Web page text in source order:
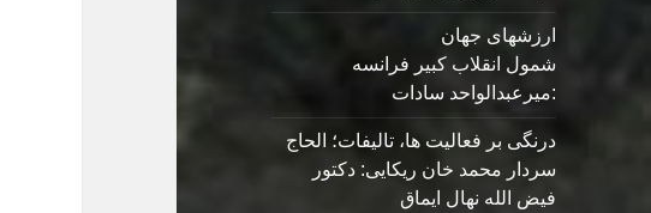
ارزشهای جهان
شمول انقلاب کبیر فرانسه
:میرعبدالواحد سادات
درنگی بر فعالیت ها، تالیفات؛ الحاج
سردار محمد خان ریکایی: دکتور
فیض الله نهال ایماق